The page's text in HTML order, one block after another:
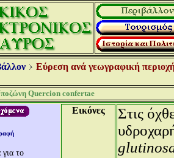
Εύρεση ανά γεωγραφική
Quercion confertae
για το
Εικόνες
Στις